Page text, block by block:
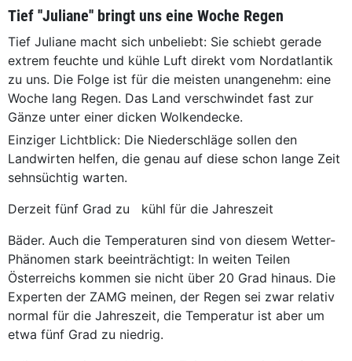
Tief ''Juliane'' bringt uns eine Woche Regen
Tief Juliane macht sich unbeliebt: Sie schiebt gerade
extrem feuchte und kühle Luft direkt vom Nordatlantik
zu uns. Die Folge ist für die meisten unangenehm: eine
Woche lang Regen. Das Land verschwindet fast zur
Gänze unter einer dicken Wolkendecke.
Einziger Lichtblick: Die Niederschläge sollen den
Landwirten helfen, die genau auf diese schon lange Zeit
sehnsüchtig warten.
Derzeit fünf Grad zu kühl für die Jahreszeit
Bäder. Auch die Temperaturen sind von diesem ­Wetter-
Phänomen stark beeinträchtigt: In weiten Teilen
Österreichs kommen sie nicht über 20 Grad hinaus. Die
Experten der ZAMG meinen, der Regen sei zwar relativ
normal für die Jahreszeit, die Temperatur ist aber um
etwa fünf Grad zu niedrig.